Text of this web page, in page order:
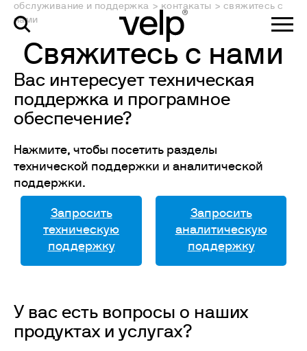
обслуживание и поддержка > контакаты > свяжитесь с
нами
Свяжитесь с нами
Вас интересует техническая
поддержка и програмное
обеспечение?
Нажмите, чтобы посетить разделы
технической поддержки и аналитической
поддержки.
Запросить
техническую
поддержку
Запросить
аналитическую
поддержку
У вас есть вопросы о наших
продуктах и услугах?